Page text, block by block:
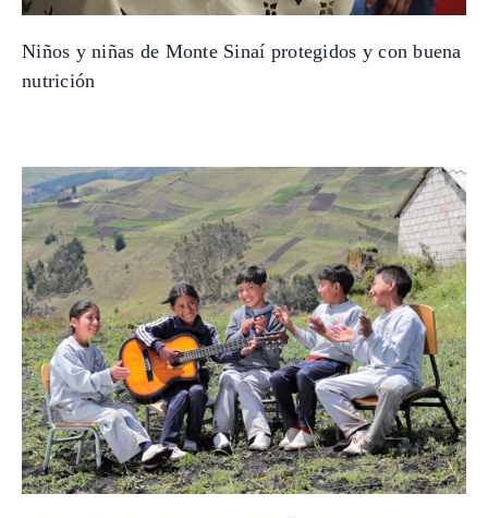
Niños y niñas de Monte Sinaí protegidos y con buena
nutrición